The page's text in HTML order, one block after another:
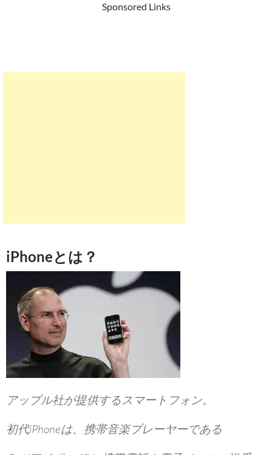
Sponsored Links
iPhoneとは？
アップル社が提供するスマートフォン。
初代iPhoneは、携帯音楽プレーヤーである